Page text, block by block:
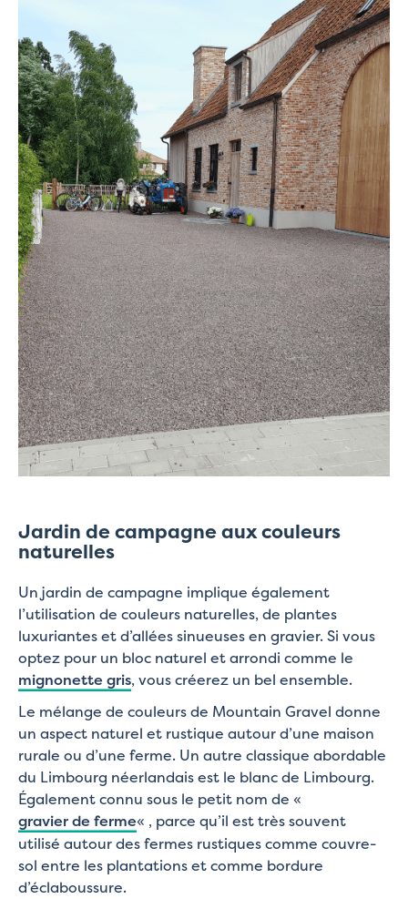
Jardin de campagne aux couleurs
naturelles
Un jardin de campagne implique également
l’utilisation de couleurs naturelles, de plantes
luxuriantes et d’allées sinueuses en gravier. Si vous
optez pour un bloc naturel et arrondi comme le
mignonette gris, vous créerez un bel ensemble.
Le mélange de couleurs de Mountain Gravel donne
un aspect naturel et rustique autour d’une maison
rurale ou d’une ferme. Un autre classique abordable
du Limbourg néerlandais est le blanc de Limbourg.
Également connu sous le petit nom de «
gravier de ferme« , parce qu’il est très souvent
utilisé autour des fermes rustiques comme couvre-
sol entre les plantations et comme bordure
d’éclaboussure.